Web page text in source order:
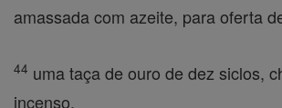
amassada com azeite, para oferta
44 uma taça de ouro de dez siclos,
incenso,